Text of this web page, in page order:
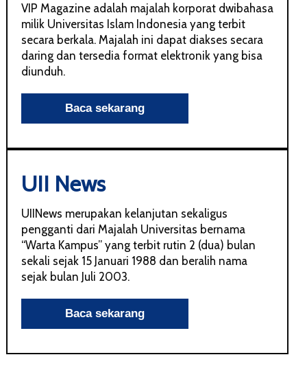
VIP Magazine adalah majalah korporat dwibahasa
milik Universitas Islam Indonesia yang terbit
secara berkala. Majalah ini dapat diakses secara
daring dan tersedia format elektronik yang bisa
diunduh.
UII News
UIINews merupakan kelanjutan sekaligus
pengganti dari Majalah Universitas bernama
“Warta Kampus” yang terbit rutin 2 (dua) bulan
sekali sejak 15 Januari 1988 dan beralih nama
sejak bulan Juli 2003.